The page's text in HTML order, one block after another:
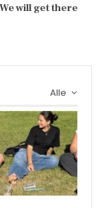
We will get there
Alle